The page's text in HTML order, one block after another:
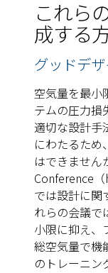
これら
成する
グッドデ
空気量を最小
テムの圧力損
適切な設計手
にわたるため
はできませ
Conference
では設計に関
れらの会議で
小限に抑え、
総空気量で機
のトレーニン